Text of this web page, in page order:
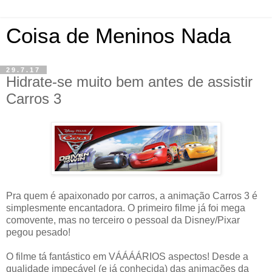
Coisa de Meninos Nada
29.7.17
Hidrate-se muito bem antes de assistir
Carros 3
Pra quem é apaixonado por carros, a animação Carros 3 é
simplesmente encantadora. O primeiro filme já foi mega
comovente, mas no terceiro o pessoal da Disney/Pixar
pegou pesado!
O filme tá fantástico em VÁÁÁÁRIOS aspectos! Desde a
qualidade impecável (e já conhecida) das animações da